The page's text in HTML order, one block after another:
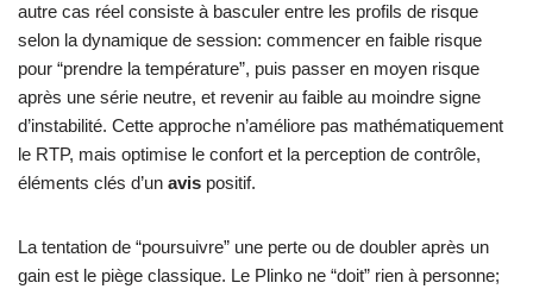
autre cas réel consiste à basculer entre les profils de risque
selon la dynamique de session: commencer en faible risque
pour “prendre la température”, puis passer en moyen risque
après une série neutre, et revenir au faible au moindre signe
d’instabilité. Cette approche n’améliore pas mathématiquement
le RTP, mais optimise le confort et la perception de contrôle,
éléments clés d’un avis positif.
La tentation de “poursuivre” une perte ou de doubler après un
gain est le piège classique. Le Plinko ne “doit” rien à personne;